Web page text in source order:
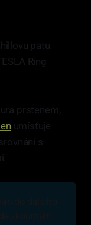
patu
Ring
prstenem,
umísťuje
s